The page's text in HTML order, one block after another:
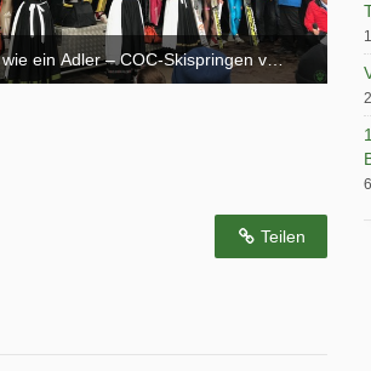
ein Adler – COC-Skispringen vom 10.02.-
2017
Teilen